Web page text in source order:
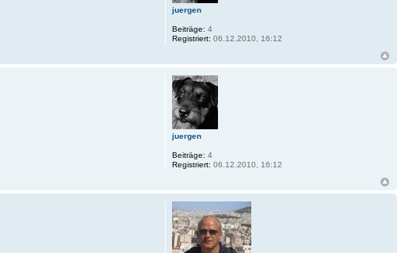
juergen
Beiträge: 4
Registriert: 06.12.2010, 16:12
juergen
Beiträge: 4
Registriert: 06.12.2010, 16:12